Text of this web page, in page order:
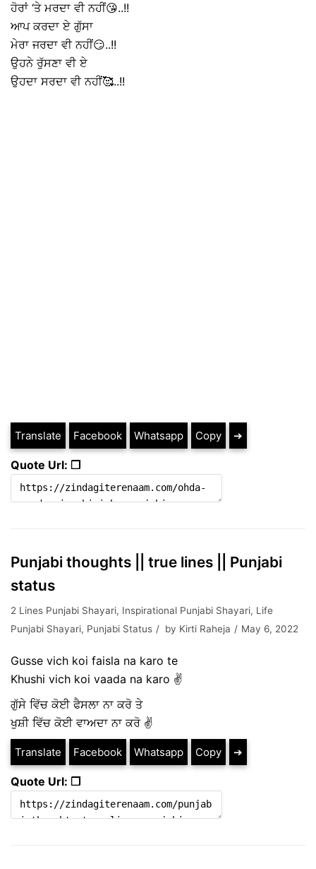
ਹੋਰਾਂ ‘ਤੇ ਮਰਦਾ ਵੀ ਨਹੀਂ😘..!!
ਆਪ ਕਰਦਾ ਏ ਗੁੱਸਾ
ਮੇਰਾ ਜਰਦਾ ਵੀ ਨਹੀਂ😏..!!
ਉਹਨੇ ਰੁੱਸਣਾ ਵੀ ਏ
ਉਹਦਾ ਸਰਦਾ ਵੀ ਨਹੀਂ🥰..!!
Translate Facebook Whatsapp Copy ➔
Quote Url: ❐
Punjabi thoughts || true lines || Punjabi
status
2 Lines Punjabi Shayari, Inspirational Punjabi Shayari, Life
Punjabi Shayari, Punjabi Status by Kirti Raheja May 6, 2022
Gusse vich koi faisla na karo te
Khushi vich koi vaada na karo ✌️
ਗੁੱਸੇ ਵਿੱਚ ਕੋਈ ਫੈਸਲਾ ਨਾ ਕਰੋ ਤੇ
ਖੁਸ਼ੀ ਵਿੱਚ ਕੋਈ ਵਾਅਦਾ ਨਾ ਕਰੋ ✌️
Translate Facebook Whatsapp Copy ➔
Quote Url: ❐